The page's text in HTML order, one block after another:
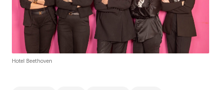
Hotel Beethoven